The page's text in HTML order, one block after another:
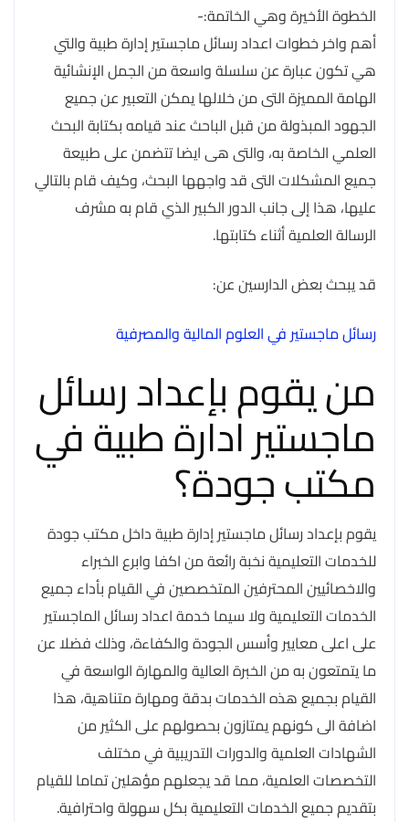
الخطوة الأخيرة وهي الخاتمة:-
أهم واخر خطوات اعداد رسائل ماجستير إدارة طبية والتي
هي تكون عبارة عن سلسلة واسعة من الجمل الإنشائية
الهامة المميزة التى من خلالها يمكن التعبير عن جميع
الجهود المبذولة من قبل الباحث عند قيامه بكتابة البحث
العلمي الخاصة به، والتى هى ايضا تتضمن على طبيعة
جميع المشكلات التى قد واجهها البحث، وكيف قام بالتالي
عليها، هذا إلى جانب الدور الكبير الذي قام به مشرف
الرسالة العلمية أثناء كتابتها.
قد يبحث بعض الدارسين عن:
رسائل ماجستير في العلوم المالية والمصرفية
من يقوم بإعداد رسائل
ماجستير ادارة طبية في
مكتب جودة؟
يقوم بإعداد رسائل ماجستير إدارة طبية داخل مكتب جودة
للخدمات التعليمية نخبة رائعة من اكفا وابرع الخبراء
والاخصائيين المحترفين المتخصصين في القيام بأداء جميع
الخدمات التعليمية ولا سيما خدمة اعداد رسائل الماجستير
على اعلى معايير وأسس الجودة والكفاءة، وذلك فضلا عن
ما يتمتعون به من الخبرة العالية والمهارة الواسعة في
القيام بجميع هذه الخدمات بدقة ومهارة متناهية، هذا
اضافة الى كونهم يمتازون بحصولهم على الكثير من
الشهادات العلمية والدورات التدريبية في مختلف
التخصصات العلمية، مما قد يجعلهم مؤهلين تماما للقيام
بتقديم جميع الخدمات التعليمية بكل سهولة واحترافية.